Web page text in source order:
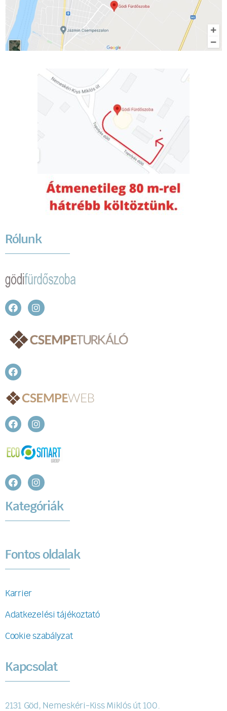
Rólunk
Kategóriák
Fontos oldalak
Karrier
Adatkezelési tájékoztató
Cookie szabályzat
Kapcsolat
2131 Göd, Nemeskéri-Kiss Miklós út 100.